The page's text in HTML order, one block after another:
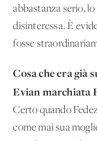
abbastanza serio,
disinteressa. È
fosse
Cosa che era già
Evian marchiata
Certo quando
come mai sua